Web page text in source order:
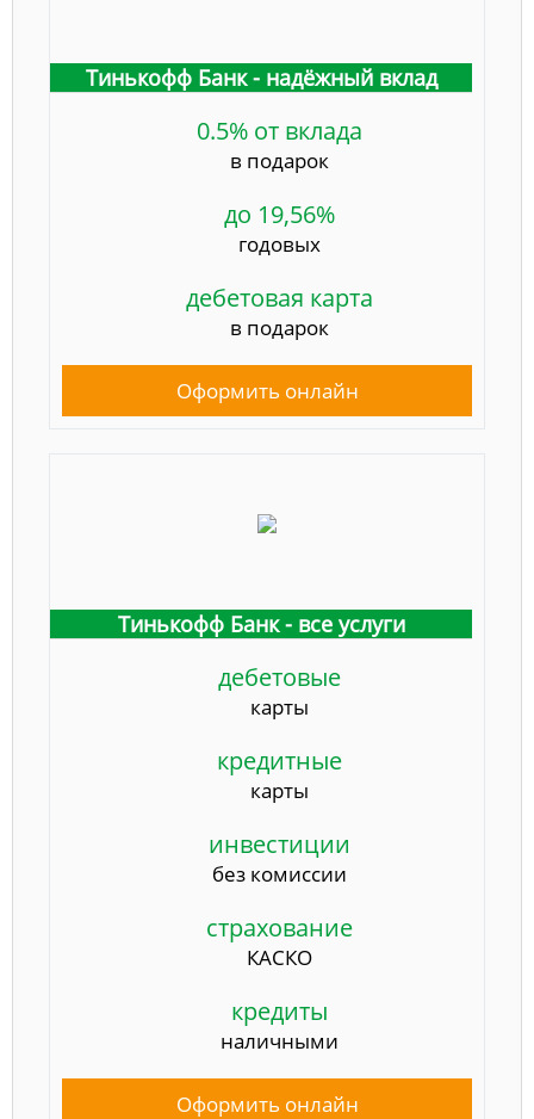
Тинькофф Банк - надёжный вклад
0.5% от вклада
в подарок
до 19,56%
годовых
дебетовая карта
в подарок
Оформить онлайн
Тинькофф Банк - все услуги
дебетовые
карты
кредитные
карты
инвестиции
без комиссии
страхование
КАСКО
кредиты
наличными
Оформить онлайн